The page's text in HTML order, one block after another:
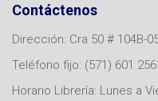
Contáctenos
Dirección: Cra 50 # 104B-
Teléfono fijo: (571) 601
Horario Librería: Lunes a